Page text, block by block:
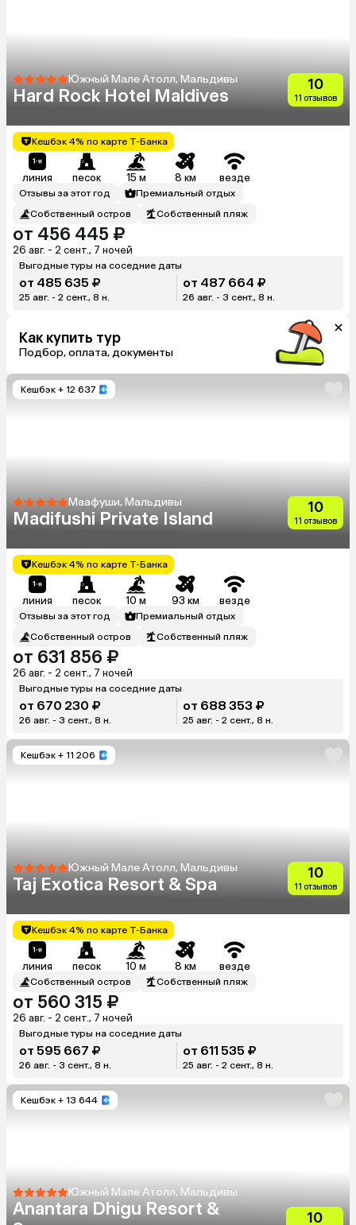
Южный Мале Атолл, Мальдивы
Hard Rock Hotel Maldives
10
11 отзывов
Кешбэк 4% по карте Т-Банка
линия песок 15 м 8 км везде
Отзывы за этот год
Премиальный отдых
Собственный остров
Собственный пляж
от 456 445 ₽
26 авг. - 2 сент., 7 ночей
Выгодные туры на соседние даты
от 485 635 ₽
25 авг. - 2 сент., 8 н.
от 487 664 ₽
26 авг. - 3 сент., 8 н.
Как купить тур
Подбор, оплата, документы
Кешбэк + 12 637
Маафуши, Мальдивы
Madifushi Private Island
10
11 отзывов
Кешбэк 4% по карте Т-Банка
линия песок 10 м 93 км везде
Отзывы за этот год
Премиальный отдых
Собственный остров
Собственный пляж
от 631 856 ₽
26 авг. - 2 сент., 7 ночей
Выгодные туры на соседние даты
от 670 230 ₽
26 авг. - 3 сент., 8 н.
от 688 353 ₽
25 авг. - 2 сент., 8 н.
Кешбэк + 11 206
Южный Мале Атолл, Мальдивы
Taj Exotica Resort & Spa
10
11 отзывов
Кешбэк 4% по карте Т-Банка
линия песок 10 м 8 км везде
Собственный остров Собственный пляж
от 560 315 ₽
26 авг. - 2 сент., 7 ночей
Выгодные туры на соседние даты
от 595 667 ₽
26 авг. - 3 сент., 8 н.
от 611 535 ₽
25 авг. - 2 сент., 8 н.
Кешбэк + 13 644
Южный Мале Атолл, Мальдивы
Anantara Dhigu Resort &
10